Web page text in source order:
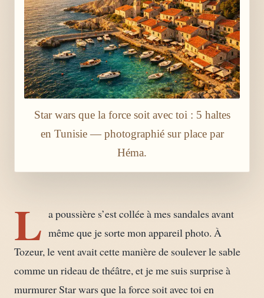
Star wars que la force soit avec toi : 5 haltes
en Tunisie — photographié sur place par
Héma.
L a poussière s’est collée à mes sandales avant
même que je sorte mon appareil photo. À
Tozeur, le vent avait cette manière de soulever le sable
comme un rideau de théâtre, et je me suis surprise à
murmurer Star wars que la force soit avec toi en